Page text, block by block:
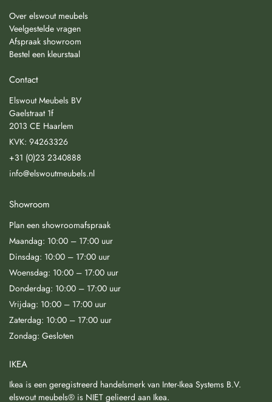
Over elswout meubels
Veelgestelde vragen
Afspraak showroom
Bestel een kleurstaal
Contact
Elswout Meubels BV
Gaelstraat 1f
2013 CE Haarlem
KVK: 94263326
+31 (0)23 2340888
info@elswoutmeubels.nl
Showroom
Plan een showroomafspraak
Maandag: 10:00 – 17:00 uur
Dinsdag: 10:00 – 17:00 uur
Woensdag: 10:00 – 17:00 uur
Donderdag: 10:00 – 17:00 uur
Vrijdag: 10:00 – 17:00 uur
Zaterdag: 10:00 – 17:00 uur
Zondag: Gesloten
IKEA
Ikea is een geregistreerd handelsmerk van Inter-Ikea Systems B.V.
elswout meubels® is NIET gelieerd aan Ikea.